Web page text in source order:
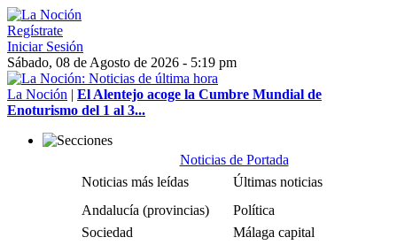
Regístrate
Iniciar Sesión
Sábado, 08 de Agosto de 2026 - 5:19 pm
La Noción | El Alentejo acoge la Cumbre Mundial de
Enoturismo del 1 al 3...
Noticias de Portada
Noticias más leídas
Últimas noticias
Andalucía (provincias)
Política
Sociedad
Málaga capital